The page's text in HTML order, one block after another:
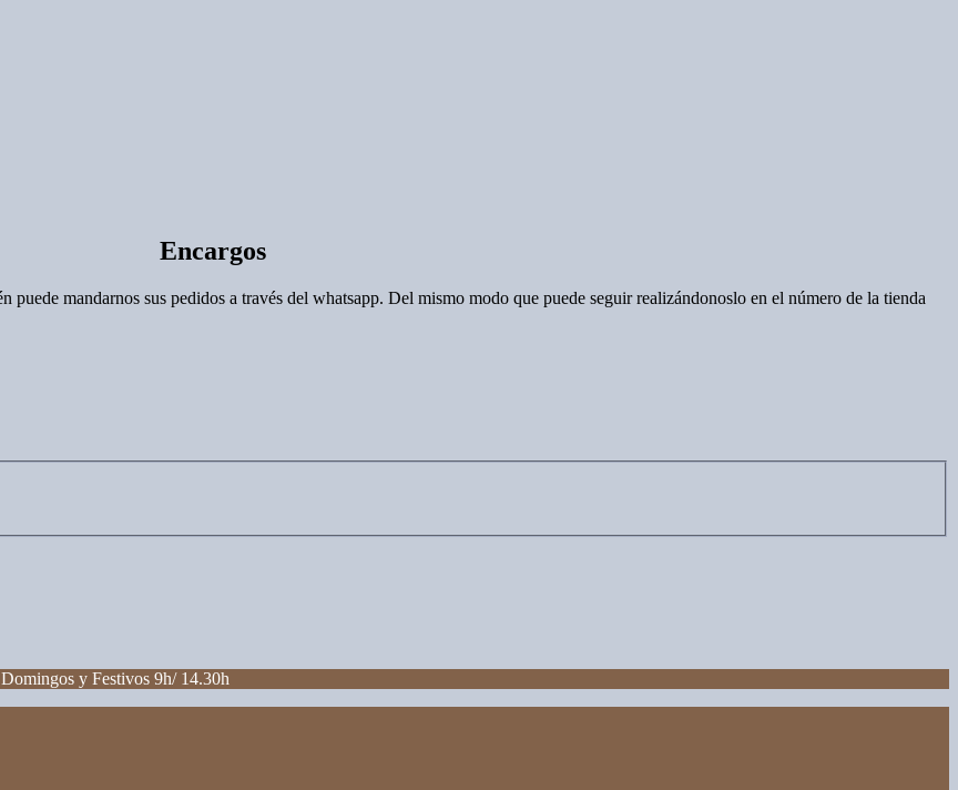
Encargos
mandarnos sus pedidos a través del whatsapp. Del mismo modo que puede seguir realizándonoslo en el número de la tienda
y Festivos 9h/ 14.30h